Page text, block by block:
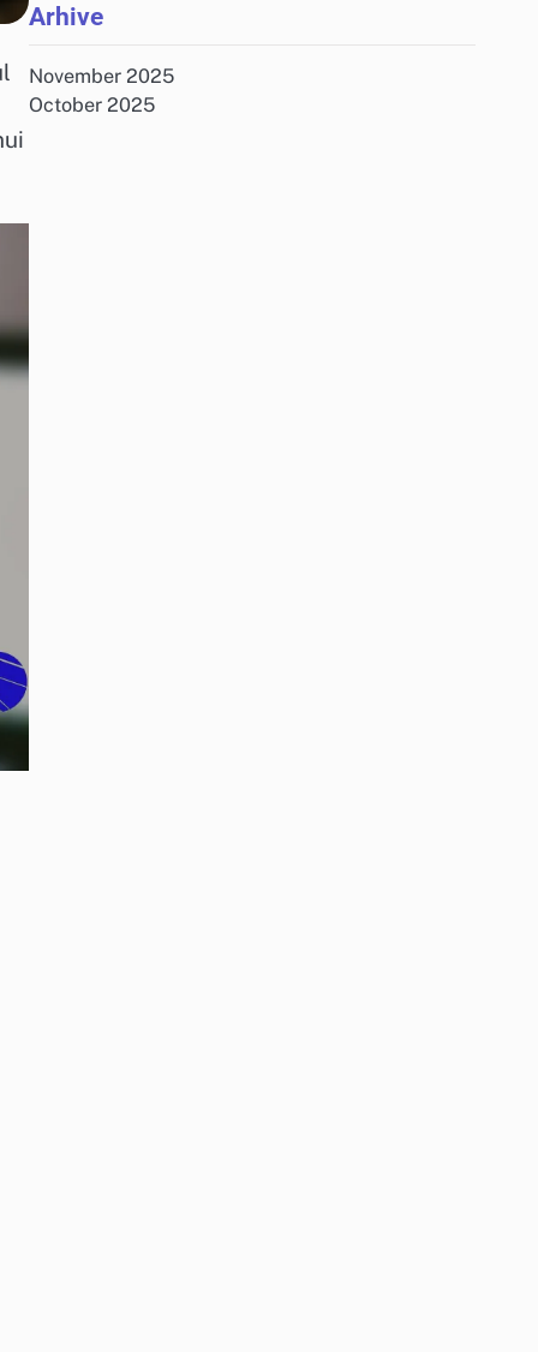
Arhive
November 2025
October 2025